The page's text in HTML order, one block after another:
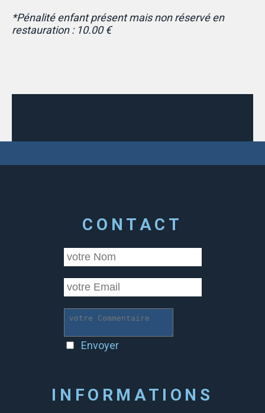
*Pénalité enfant présent mais non réservé en
restauration : 10.00 €
CONTACT
Envoyer
INFORMATIONS